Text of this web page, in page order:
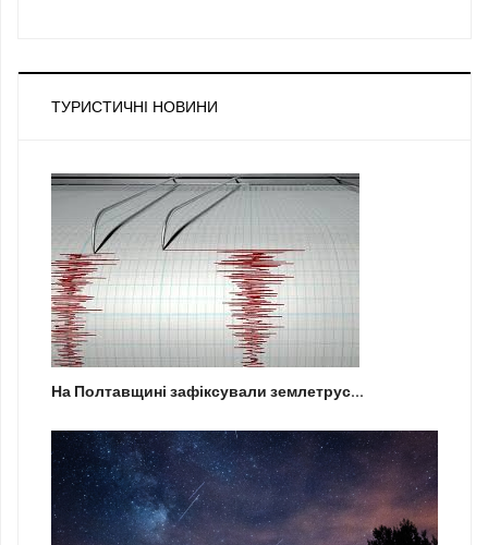
ТУРИСТИЧНІ НОВИНИ
На Полтавщині зафіксували землетрус...